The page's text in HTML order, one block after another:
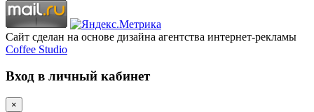
Сайт сделан на основе дизайна агентства интернет-рекламы
Coffee Studio
Вход в личный кабинет
×